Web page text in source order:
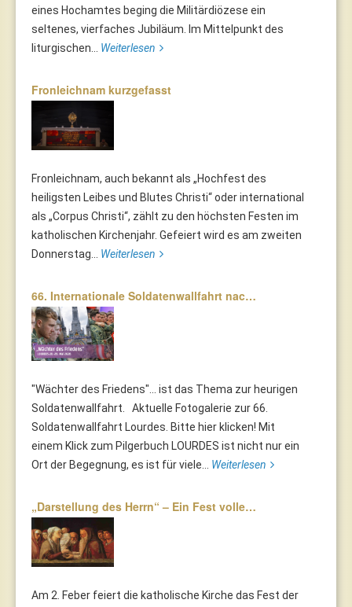
eines Hochamtes beging die Militärdiözese ein
seltenes, vierfaches Jubiläum. Im Mittelpunkt des
liturgischen... Weiterlesen
Fronleichnam kurzgefasst
Fronleichnam, auch bekannt als „Hochfest des
heiligsten Leibes und Blutes Christi“ oder international
als „Corpus Christi“, zählt zu den höchsten Festen im
katholischen Kirchenjahr. Gefeiert wird es am zweiten
Donnerstag... Weiterlesen
66. Internationale Soldatenwallfahrt nac…
"Wächter des Friedens"... ist das Thema zur heurigen
Soldatenwallfahrt. Aktuelle Fotogalerie zur 66.
Soldatenwallfahrt Lourdes. Bitte hier klicken! Mit
einem Klick zum Pilgerbuch LOURDES ist nicht nur ein
Ort der Begegnung, es ist für viele... Weiterlesen
„Darstellung des Herrn“ – Ein Fest volle…
Am 2. Feber feiert die katholische Kirche das Fest der